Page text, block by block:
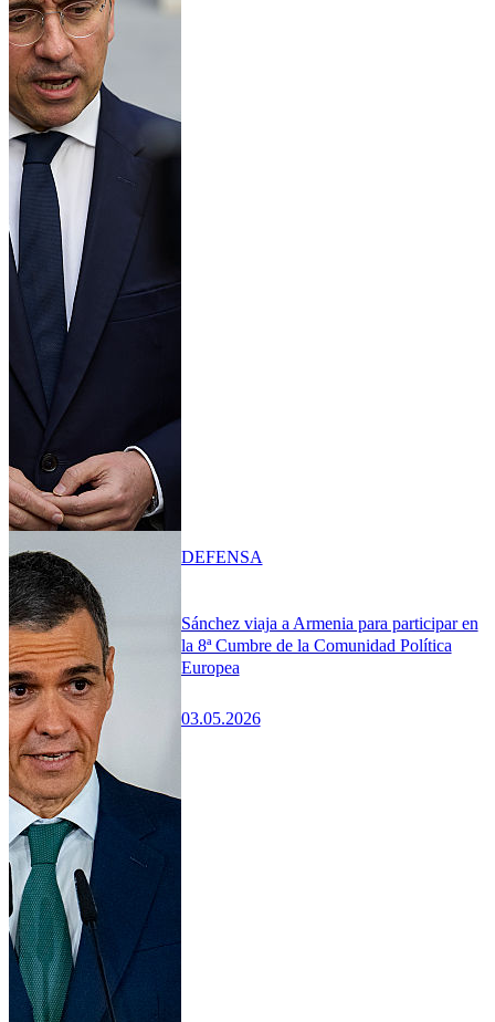
Sánchez viaja a Armenia para participar en
la 8ª Cumbre de la Comunidad Política
Europea
03.05.2026
DEFENSA